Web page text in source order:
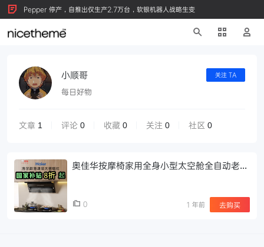
Pepper 停产，自推出仅生产2.7万台，软银机器人战略生变
小顺哥 关注 TA
每日好物
文章 1 评论 0 收藏 0 关注 0 社区 0
奥佳华按摩椅家用全身小型太空舱全自动老人
0 1 年前 去购买